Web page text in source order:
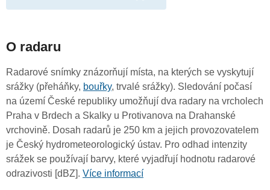
O radaru
Radarové snímky znázorňují místa, na kterých se vyskytují
srážky (přeháňky, bouřky, trvalé srážky). Sledování počasí
na území České republiky umožňují dva radary na vrcholech
Praha v Brdech a Skalky u Protivanova na Drahanské
vrchovině. Dosah radarů je 250 km a jejich provozovatelem
je Český hydrometeorologický ústav. Pro odhad intenzity
srážek se používají barvy, které vyjadřují hodnotu radarové
odrazivosti [dBZ]. Více informací